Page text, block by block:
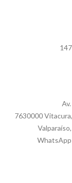
7630000
WhatsApp